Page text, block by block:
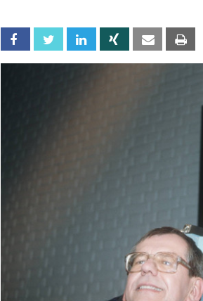
Facebook Twitter Linkedin Xing Email